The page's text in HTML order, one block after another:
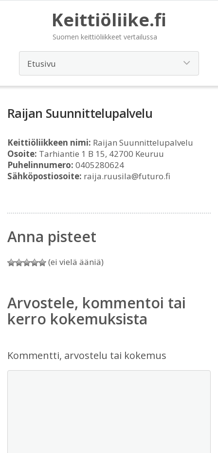
Keittiöliike.fi
Suomen keittiöliikkeet vertailussa
Raijan Suunnittelupalvelu
Keittiöliikkeen nimi: Raijan Suunnittelupalvelu
Osoite: Tarhiantie 1 B 15, 42700 Keuruu
Puhelinnumero: 0405280624
Sähköpostiosoite: raija.ruusila@futuro.fi
Anna pisteet
(ei vielä ääniä)
Arvostele, kommentoi tai
kerro kokemuksista
Kommentti, arvostelu tai kokemus